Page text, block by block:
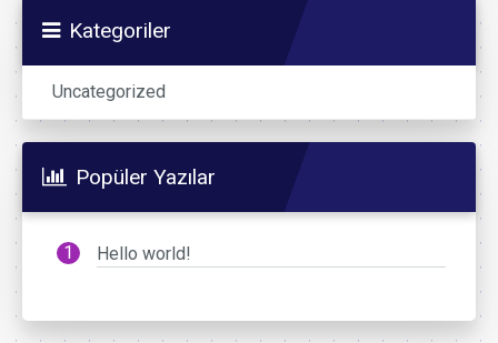
Kategoriler
Uncategorized
Popüler Yazılar
Hello world!